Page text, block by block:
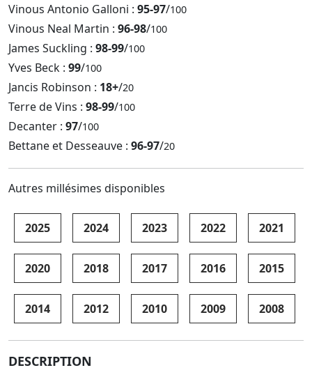
Vinous Antonio Galloni : 95-97/100
Vinous Neal Martin : 96-98/100
James Suckling : 98-99/100
Yves Beck : 99/100
Jancis Robinson : 18+/20
Terre de Vins : 98-99/100
Decanter : 97/100
Bettane et Desseauve : 96-97/20
Autres millésimes disponibles
2025 2024 2023 2022 2021
2020 2018 2017 2016 2015
2014 2012 2010 2009 2008
DESCRIPTION